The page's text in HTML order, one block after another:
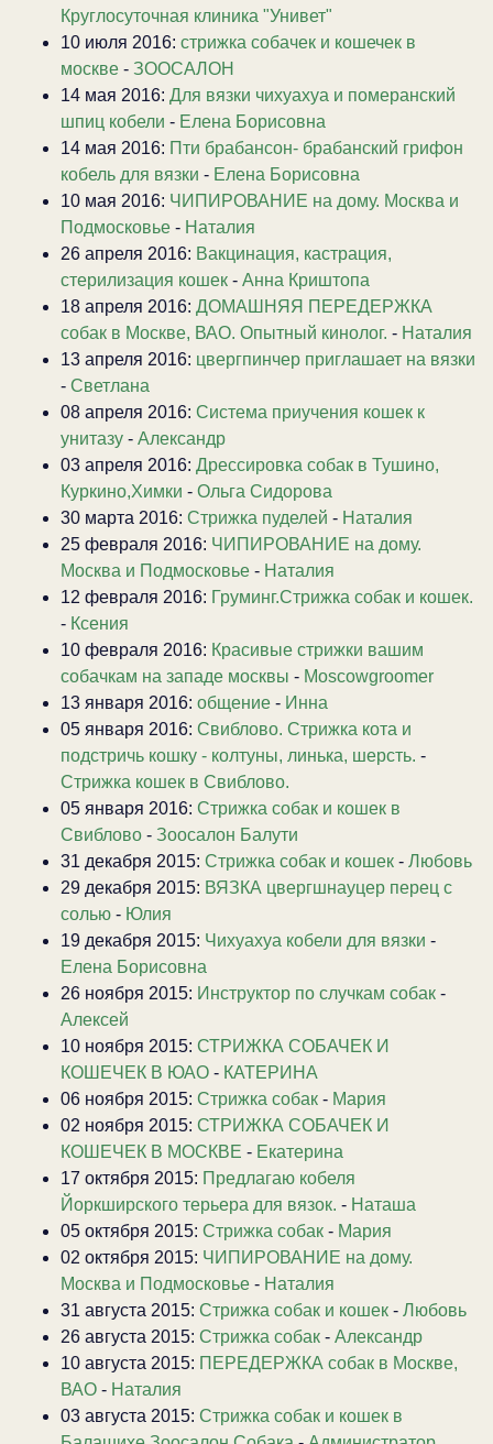
Круглосуточная клиника "Унивет"
10 июля 2016: стрижка собачек и кошечек в
москве - ЗООСАЛОН
14 мая 2016: Для вязки чихуахуа и померанский
шпиц кобели - Елена Борисовна
14 мая 2016: Пти брабансон- брабанский грифон
кобель для вязки - Елена Борисовна
10 мая 2016: ЧИПИРОВАНИЕ на дому. Москва и
Подмосковье - Наталия
26 апреля 2016: Вакцинация, кастрация,
стерилизация кошек - Анна Криштопа
18 апреля 2016: ДОМАШНЯЯ ПЕРЕДЕРЖКА
собак в Москве, ВАО. Опытный кинолог. - Наталия
13 апреля 2016: цвергпинчер приглашает на вязки
- Светлана
08 апреля 2016: Система приучения кошек к
унитазу - Александр
03 апреля 2016: Дрессировка собак в Тушино,
Куркино,Химки - Ольга Сидорова
30 марта 2016: Стрижка пуделей - Наталия
25 февраля 2016: ЧИПИРОВАНИЕ на дому.
Москва и Подмосковье - Наталия
12 февраля 2016: Груминг.Стрижка собак и кошек.
- Ксения
10 февраля 2016: Красивые стрижки вашим
собачкам на западе москвы - Moscowgroomer
13 января 2016: общение - Инна
05 января 2016: Свиблово. Стрижка кота и
подстричь кошку - колтуны, линька, шерсть. -
Стрижка кошек в Свиблово.
05 января 2016: Стрижка собак и кошек в
Свиблово - Зоосалон Балути
31 декабря 2015: Стрижка собак и кошек - Любовь
29 декабря 2015: ВЯЗКА цвергшнауцер перец с
солью - Юлия
19 декабря 2015: Чихуахуа кобели для вязки -
Елена Борисовна
26 ноября 2015: Инструктор по случкам собак -
Алексей
10 ноября 2015: СТРИЖКА СОБАЧЕК И
КОШЕЧЕК В ЮАО - КАТЕРИНА
06 ноября 2015: Стрижка собак - Мария
02 ноября 2015: СТРИЖКА СОБАЧЕК И
КОШЕЧЕК В МОСКВЕ - Екатерина
17 октября 2015: Предлагаю кобеля
Йоркширского терьера для вязок. - Наташа
05 октября 2015: Стрижка собак - Мария
02 октября 2015: ЧИПИРОВАНИЕ на дому.
Москва и Подмосковье - Наталия
31 августа 2015: Стрижка собак и кошек - Любовь
26 августа 2015: Стрижка собак - Александр
10 августа 2015: ПЕРЕДЕРЖКА собак в Москве,
ВАО - Наталия
03 августа 2015: Стрижка собак и кошек в